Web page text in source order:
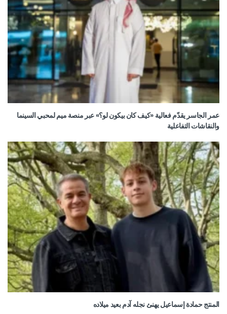
عمر الجاسر يقدّم فعالية «كيف كان بيكون لو؟» عبر منصة ميم لمحبي السينما
والنقاشات التفاعلية
المنتج حمادة إسماعيل يهنئ نجله آدم بعيد ميلاده